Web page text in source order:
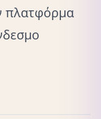
πλατφόρμα